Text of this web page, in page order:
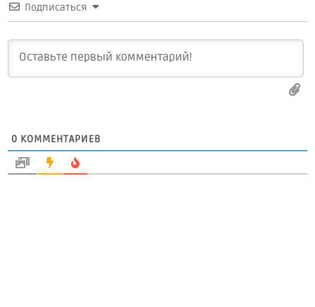
Подписаться
0 КОММЕНТАРИЕВ